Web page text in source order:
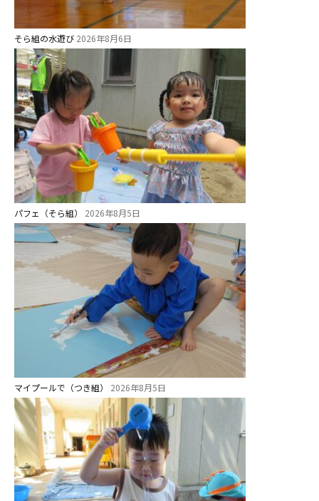
そら組の水遊び 2026年8月6日
パフェ（そら組） 2026年8月5日
マイプールで（つき組） 2026年8月5日
お知らせ
今日の幼稚園
園児募集要項
教職員募集
園のこと
園舎案内
安⼼・安全対策